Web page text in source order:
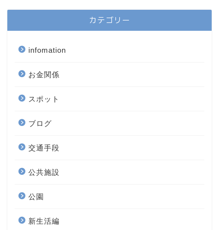
カテゴリー
infomation
お金関係
スポット
ブログ
交通手段
公共施設
公園
新生活編